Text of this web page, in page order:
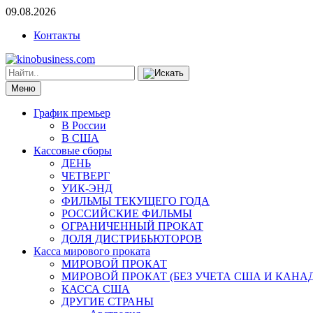
09.08.2026
Контакты
Меню
График премьер
В России
В США
Кассовые сборы
ДЕНЬ
ЧЕТВЕРГ
УИК-ЭНД
ФИЛЬМЫ ТЕКУЩЕГО ГОДА
РОССИЙСКИЕ ФИЛЬМЫ
ОГРАНИЧЕННЫЙ ПРОКАТ
ДОЛЯ ДИСТРИБЬЮТОРОВ
Касса мирового проката
МИРОВОЙ ПРОКАТ
МИРОВОЙ ПРОКАТ (БЕЗ УЧЕТА США И
КАССА США
ДРУГИЕ СТРАНЫ